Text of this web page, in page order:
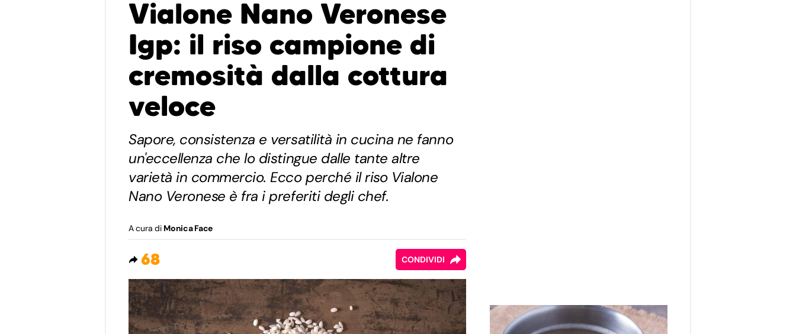
Vialone Nano Veronese
Igp: il riso campione di
cremosità dalla cottura
veloce
Sapore, consistenza e versatilità in cucina ne fanno
un'eccellenza che lo distingue dalle tante altre
varietà in commercio. Ecco perché il riso Vialone
Nano Veronese è fra i preferiti degli chef.
A cura di Monica Face
68 CONDIVIDI